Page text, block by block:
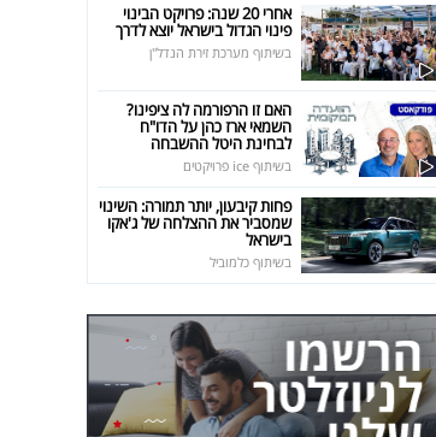
אחרי 20 שנה: פרויקט הבינוי
פינוי הגדול בישראל יוצא לדרך
בשיתוף מערכת זירת הנדל"ן
האם זו הרפורמה לה ציפינו?
השמאי ארז כהן על הדו"ח
לבחינת היטל ההשבחה
בשיתוף ice פרויקטים
פחות קיבעון, יותר תמורה: השינוי
שמסביר את ההצלחה של ג'אקו
בישראל
בשיתוף כלמוביל